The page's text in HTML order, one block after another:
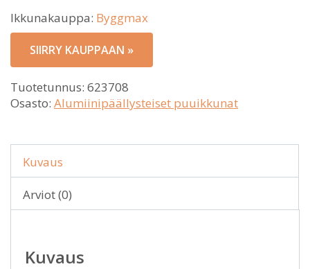
Ikkunakauppa: Byggmax
SIIRRY KAUPPAAN »
Tuotetunnus: 623708
Osasto: Alumiinipäällysteiset puuikkunat
Kuvaus
Arviot (0)
Kuvaus